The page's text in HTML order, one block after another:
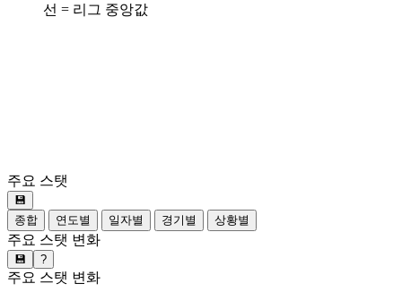
선 = 리그 중앙값
주요 스탯
💾
종합
연도별 일자별 경기별 상황별
주요 스탯 변화
💾 ?
주요 스탯 변화